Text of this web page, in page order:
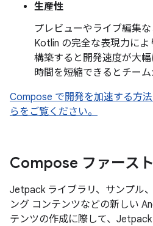
生産性
プレビューやライブ編集
Kotlin の完全な表現力に
構築すると開発速度が大
時間を短縮できるとチーム
Compose で開発を加速する方
らをご覧ください。
Compose ファース
Jetpack ライブラリ、サンプル
ング コンテンツなどの新しい
テンツの作成に際して、